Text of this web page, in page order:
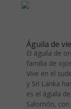
Águila de
El águila de
familia de
Vive en el
y Sri Lanka
es el águila
Salomón,